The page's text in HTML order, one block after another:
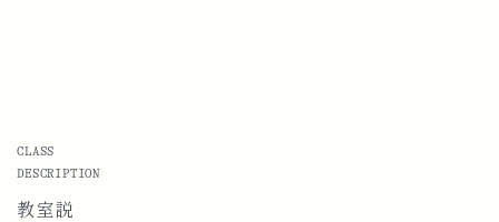
CLASS
DESCRIPTION
教室説